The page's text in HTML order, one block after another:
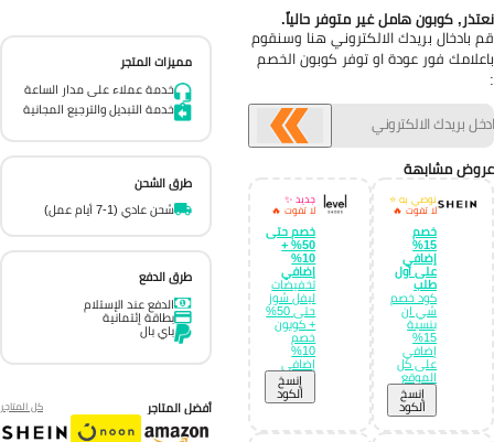
كوبون هامل غير متوفر حالياً.
بادخال بريدك الالكتروني هنا وسنقوم
فور عودة او توفر كوبون الخصم
مشابهة
نوصي به ⭐
لا تفوت 🔥
خصم
15%
إضافي
على أول
طلب
كود خصم
شي ان
بنسبة
15%
إضافي
على كل
الموقع
إِنسخ
الكود
جديد ✨
لا تفوت 🔥
خصم حتى
50% +
10%
إضافي
تخفيضات
ليفل شوز
حتى 50%
+ كوبون
خصم
10%
إضافي
إِنسخ
الكود
مميزات المتجر
خدمة عملاء على مدار الساعة
خدمة التبديل والترجيع المجانية
طرق الشحن
شحن عادي (1-7 أيام عمل)
طرق الدفع
الدفع عند الإستلام
بطاقة إئتمانية
باي بال
أفضل المتاجر كل المتاجر